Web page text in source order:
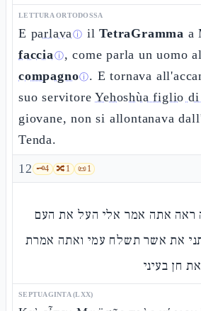
LETTURA ORTODOSSA
E parlavaⓘ ilTetraGramma a
facciaⓘ, come parla un uomo
compagnoⓘ. E tornava
suo servitoreYehoshùa figlio
giovane, non si allontanava
Tenda.
12 🗝️4 🔀1 📜1
ראה אתה אמר אלי העל את העם
את אשר תשלח עמי ואתה אמרת
חן בעיני
SEPTUAGINTA (LXX)